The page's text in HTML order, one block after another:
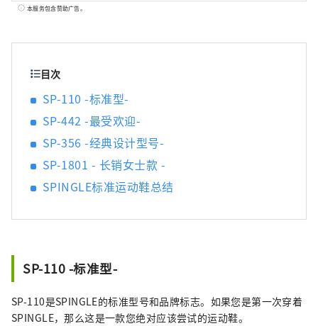
本服务包含赞助广告。
目次
SP-110 -标准型-
SP-442 -最受欢迎-
SP-356 -经典设计型号-
SP-1801 - 长销女士款 -
SPINGLE标准运动鞋总结
SP-110 -标准型-
SP-110是SPINGLE的标准型号和品牌标志。如果您是第一次穿着
SPINGLE，那么这是一款您绝对应该尝试的运动鞋。